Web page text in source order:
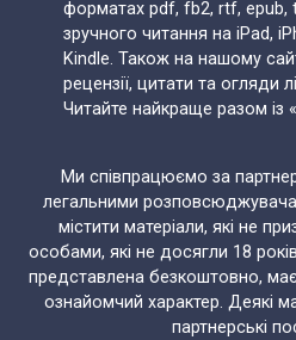
форматах pdf, fb2, rtf, epub,
зручного читання на iPad,
Kindle. Також на нашому
рецензії, цитати та огляди
Читайте найкраще разом із
Ми співпрацюємо за
легальними
містити матеріали, які не
особами, які не досягли 18
представлена безкоштовно,
ознайомчий характер. Деякі
партнерські